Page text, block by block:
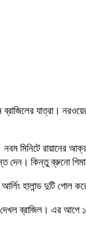
যাত্রা।
মিনিটে রায়ানের
দেন। কিন্তু ব্রুনো
আর্লিং হালান্ড
ব্রাজিল। এর আগে